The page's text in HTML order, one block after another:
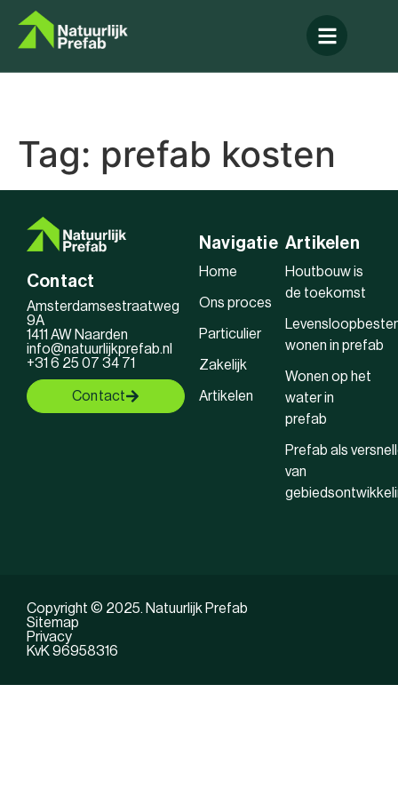
Tag: prefab kosten
Contact
Amsterdamsestraatweg
9A
1411 AW Naarden
info@natuurlijkprefab.nl
+31 6 25 07 34 71
Contact
Navigatie
Home
Ons proces
Particulier
Zakelijk
Artikelen
Artikelen
Houtbouw is
de toekomst
wonen in prefab
Wonen op het
water in
prefab
Prefab als
van
Copyright © 2025. Natuurlijk Prefab
Sitemap
Privacy
KvK 96958316